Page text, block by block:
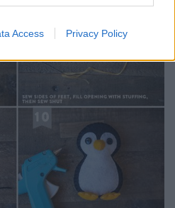
Access Privacy Policy